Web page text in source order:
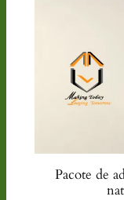
Pacote de